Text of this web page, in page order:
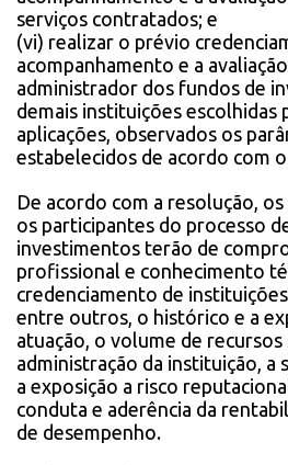
serviços contratados; e
(vi) realizar o prévio
acompanhamento e a
administrador dos fundos de
demais instituições escolhidas
aplicações, observados os
estabelecidos de acordo com
De acordo com a resolução,
os participantes do processo
investimentos terão de
profissional e conhecimento
credenciamento de
entre outros, o histórico e a
atuação, o volume de recursos
administração da instituição, a
a exposição a risco
conduta e aderência da
de desempenho.